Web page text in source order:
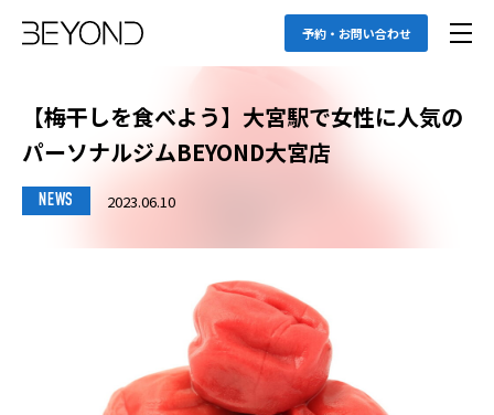
予約・お問い合わせ
【梅干しを食べよう】大宮駅で女性に人気の
パーソナルジムBEYOND大宮店
NEWS 2023.06.10